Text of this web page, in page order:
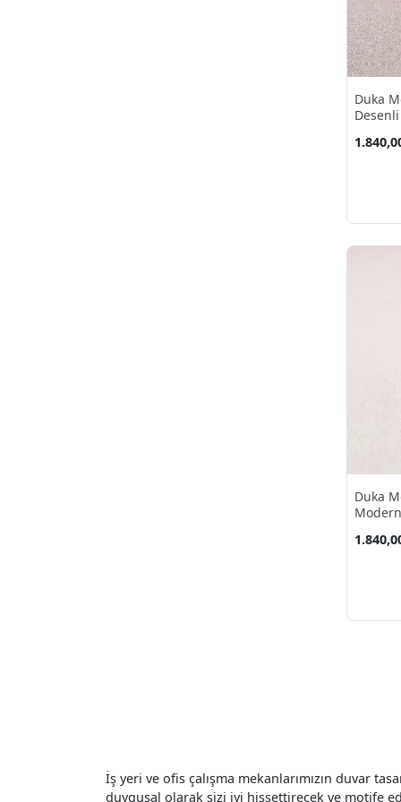
Duka
Duka
İş yeri ve ofis çalışma mekanlarımızın duvar
duygusal olarak sizi iyi hissettirecek ve motife